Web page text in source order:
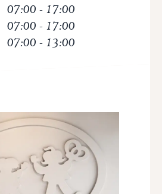
07:00 - 17:00
07:00 - 17:00
07:00 - 13:00